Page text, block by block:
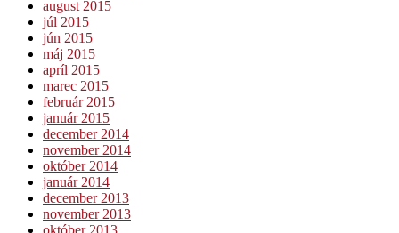
august 2015
júl 2015
jún 2015
máj 2015
apríl 2015
marec 2015
február 2015
január 2015
december 2014
november 2014
október 2014
január 2014
december 2013
november 2013
október 2013